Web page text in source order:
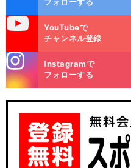
フォローする
YouTubeで
チャンネル登録
m
Instagramで
フォローする